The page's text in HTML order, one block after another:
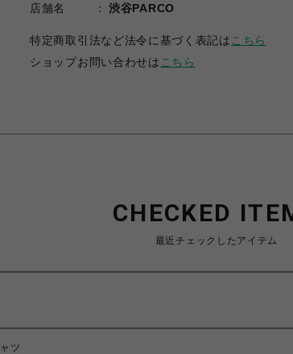
店舗名
渋谷PARCO
特定商取引法など法令に基づく表記は こちら
ショップお問い合わせは こちら
CHECKED
最近チェックしたアイテム
ツ